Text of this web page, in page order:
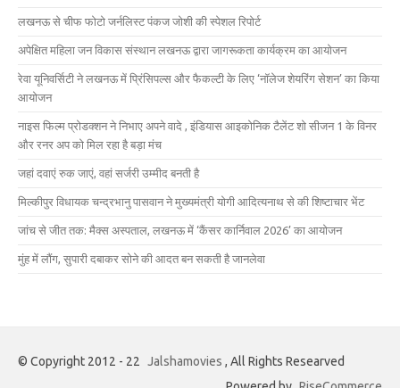
लखनऊ से चीफ फोटो जर्नलिस्ट पंकज जोशी की स्पेशल रिपोर्ट
अपेक्षित महिला जन विकास संस्थान लखनऊ द्वारा जागरूकता कार्यक्रम का आयोजन
रेवा यूनिवर्सिटी ने लखनऊ में प्रिंसिपल्स और फैकल्टी के लिए ‘नॉलेज शेयरिंग सेशन’ का किया
आयोजन
नाइस फिल्म प्रोडक्शन ने निभाए अपने वादे , इंडियास आइकोनिक टैलेंट शो सीजन 1 के विनर
और रनर अप को मिल रहा है बड़ा मंच
जहां दवाएं रुक जाएं, वहां सर्जरी उम्मीद बनती है
मिल्कीपुर विधायक चन्द्रभानु पासवान ने मुख्यमंत्री योगी आदित्यनाथ से की शिष्टाचार भेंट
जांच से जीत तक: मैक्स अस्पताल, लखनऊ में ‘कैंसर कार्निवाल 2026’ का आयोजन
मुंह में लौंग, सुपारी दबाकर सोने की आदत बन सकती है जानलेवा
© Copyright 2012 - 22 Jalshamovies , All Rights Researved